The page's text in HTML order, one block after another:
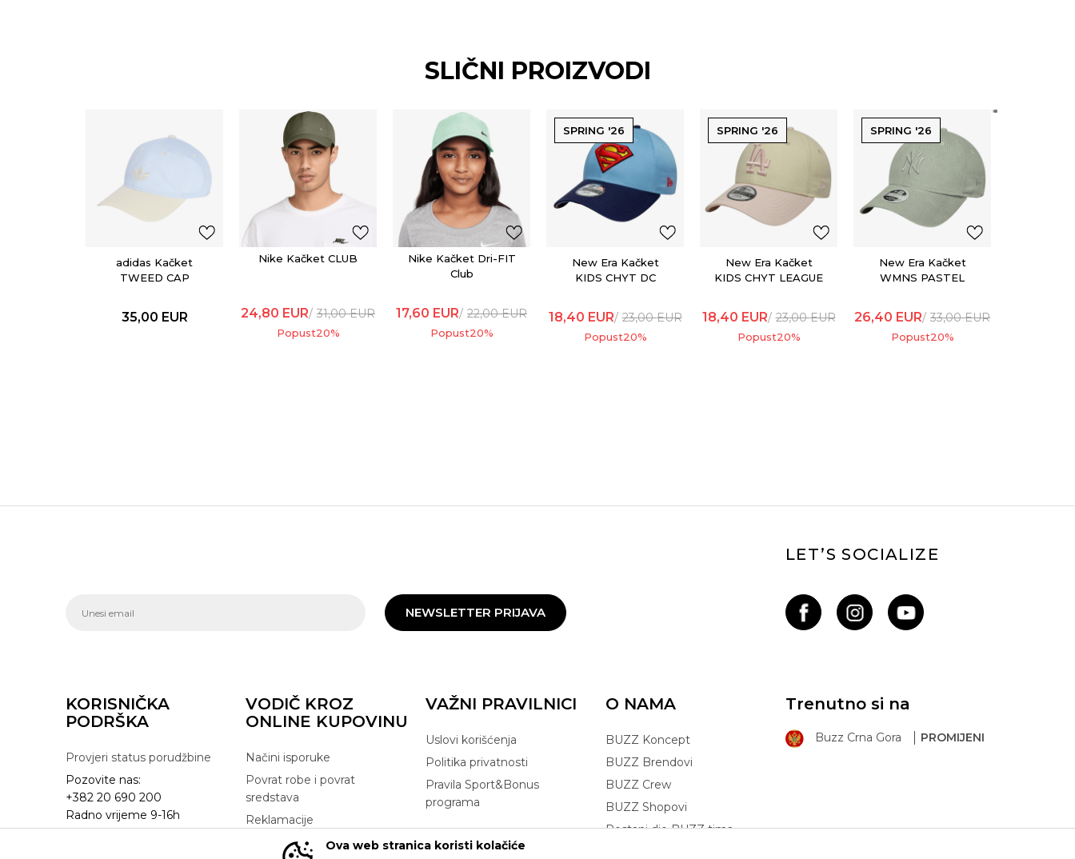
SLIČNI PROIZVODI
adidas Kačket
TWEED CAP
35,00 EUR
Nike Kačket CLUB
24,80 EUR 31,00EUR
Popust20%
Nike Kačket Dri-FIT
Club
17,60 EUR 22,00EUR
Popust20%
SPRING '26
New Era Kačket
KIDS CHYT DC
18,40 EUR 23,00EUR
Popust20%
SPRING '26
New Era Kačket
KIDS CHYT LEAGUE
18,40 EUR 23,00EUR
Popust20%
SPRING '26
New Era Kačket
WMNS PASTEL
26,40 EUR 33,00EUR
Popust20%
NEWSLETTER PRIJAVA
LET’S SOCIALIZE
KORISNIČKA
PODRŠKA
Provjeri status porudžbine
Pozovite nas:
+382 20 690 200
Radno vrijeme 9-16h
online@buzzsneakers.me
VODIČ KROZ
ONLINE KUPOVINU
Načini isporuke
Povrat robe i povrat
sredstava
Reklamacije
Zamjena artikla
VAŽNI PRAVILNICI
Uslovi korišćenja
Politika privatnosti
Pravila Sport&Bonus
programa
O NAMA
BUZZ Koncept
BUZZ Brendovi
BUZZ Crew
BUZZ Shopovi
Postani dio BUZZ tima
Trenutno si na
Buzz Crna Gora PROMIJENI
Ova web stranica koristi kolačiće